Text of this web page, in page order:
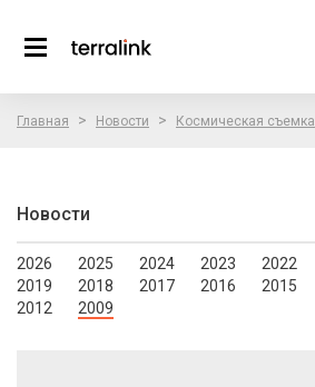
Главная > Новости > Космическая съемка
Новости
2026 2025 2024 2023 2022
2019
2018 2017 2016 2015
2012
2009